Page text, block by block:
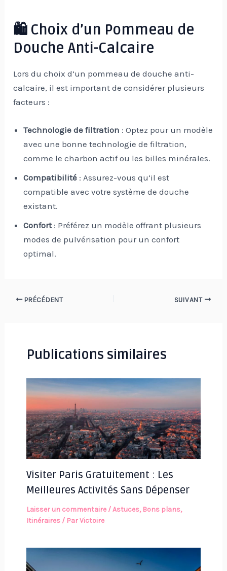
🛍️ Choix d’un Pommeau de
Douche Anti-Calcaire
Lors du choix d’un pommeau de douche anti-
calcaire, il est important de considérer plusieurs
facteurs :
Technologie de filtration : Optez pour un modèle
avec une bonne technologie de filtration,
comme le charbon actif ou les billes minérales.
Compatibilité : Assurez-vous qu’il est
compatible avec votre système de douche
existant.
Confort: Préférez un modèle offrant plusieurs
modes de pulvérisation pour un confort
optimal.
Navigation
PRÉCÉDENT SUIVANT
Publications similaires
Visiter Paris Gratuitement : Les
Meilleures Activités Sans Dépenser
Laisser un commentaire /Astuces, Bons plans,
Itinéraires/ ParVictoire